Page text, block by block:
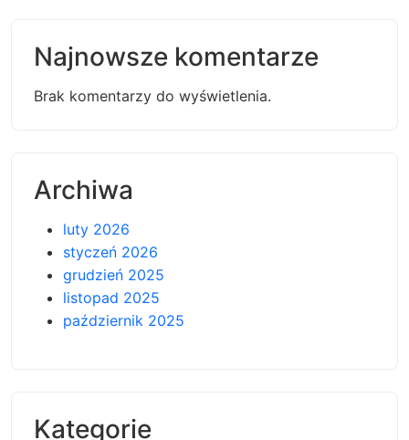
Najnowsze komentarze
Brak komentarzy do wyświetlenia.
Archiwa
luty 2026
styczeń 2026
grudzień 2025
listopad 2025
październik 2025
Kategorie